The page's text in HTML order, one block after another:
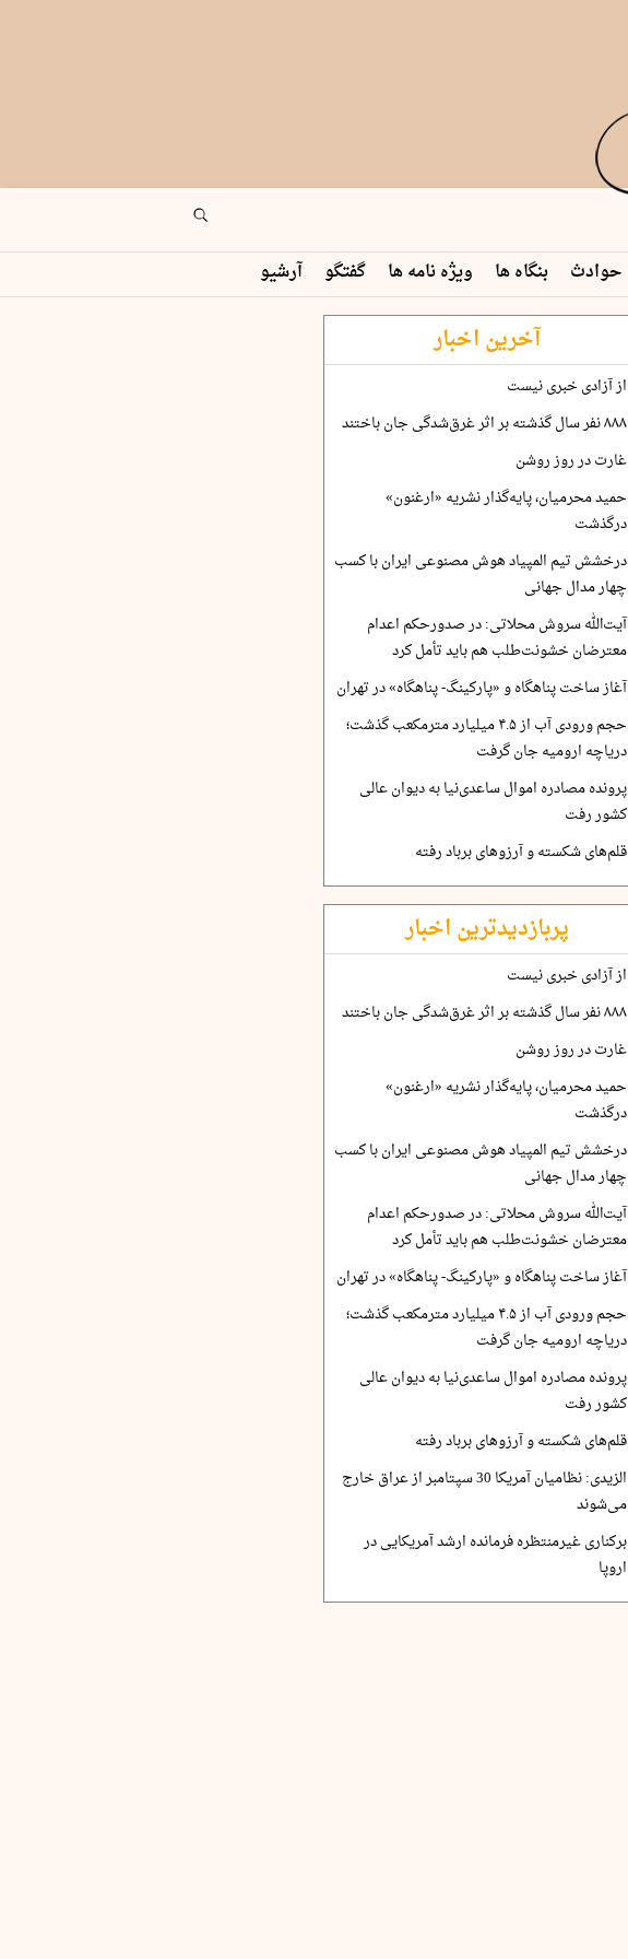
حوادث بنگاه ها ویژه نامه ها گفتگو آرشیو
آخرین اخبار
از آزادی خبری نیست
۸۸۸ نفر سال گذشته بر اثر غرق‌شدگی جان باختند
غارت در روز روشن
حمید محرمیان، پایه‌گذار نشریه «ارغنون»
درگذشت
درخشش تیم المپیاد هوش مصنوعی ایران با کسب
چهار مدال جهانی
آیت‌الله سروش محلاتی: در صدورحکم اعدام
معترضان خشونت‌طلب هم باید تأمل کرد
آغاز ساخت پناهگاه و «پارکینگ- پناهگاه» در تهران
حجم ورودی آب از ۴.۵ میلیارد مترمکعب گذشت؛
دریاچه ارومیه جان گرفت
پرونده مصادره اموال ساعدی‌نیا به دیوان عالی
کشور رفت
قلم‌های شکسته و آرزوهای برباد رفته
پربازدیدترین اخبار
از آزادی خبری نیست
۸۸۸ نفر سال گذشته بر اثر غرق‌شدگی جان باختند
غارت در روز روشن
حمید محرمیان، پایه‌گذار نشریه «ارغنون»
درگذشت
درخشش تیم المپیاد هوش مصنوعی ایران با کسب
چهار مدال جهانی
آیت‌الله سروش محلاتی: در صدورحکم اعدام
معترضان خشونت‌طلب هم باید تأمل کرد
آغاز ساخت پناهگاه و «پارکینگ- پناهگاه» در تهران
حجم ورودی آب از ۴.۵ میلیارد مترمکعب گذشت؛
دریاچه ارومیه جان گرفت
پرونده مصادره اموال ساعدی‌نیا به دیوان عالی
کشور رفت
قلم‌های شکسته و آرزوهای برباد رفته
الزیدی: نظامیان آمریکا 30 سپتامبر از عراق خارج
می‌شوند
برکناری غیرمنتظره فرمانده ارشد آمریکایی در
اروپا